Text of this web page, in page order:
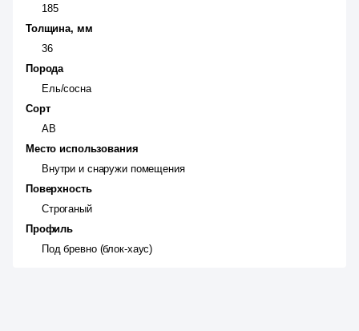
185
Толщина, мм
36
Порода
Ель/сосна
Сорт
АВ
Место использования
Внутри и снаружи помещения
Поверхность
Строганый
Профиль
Под бревно (блок-хаус)